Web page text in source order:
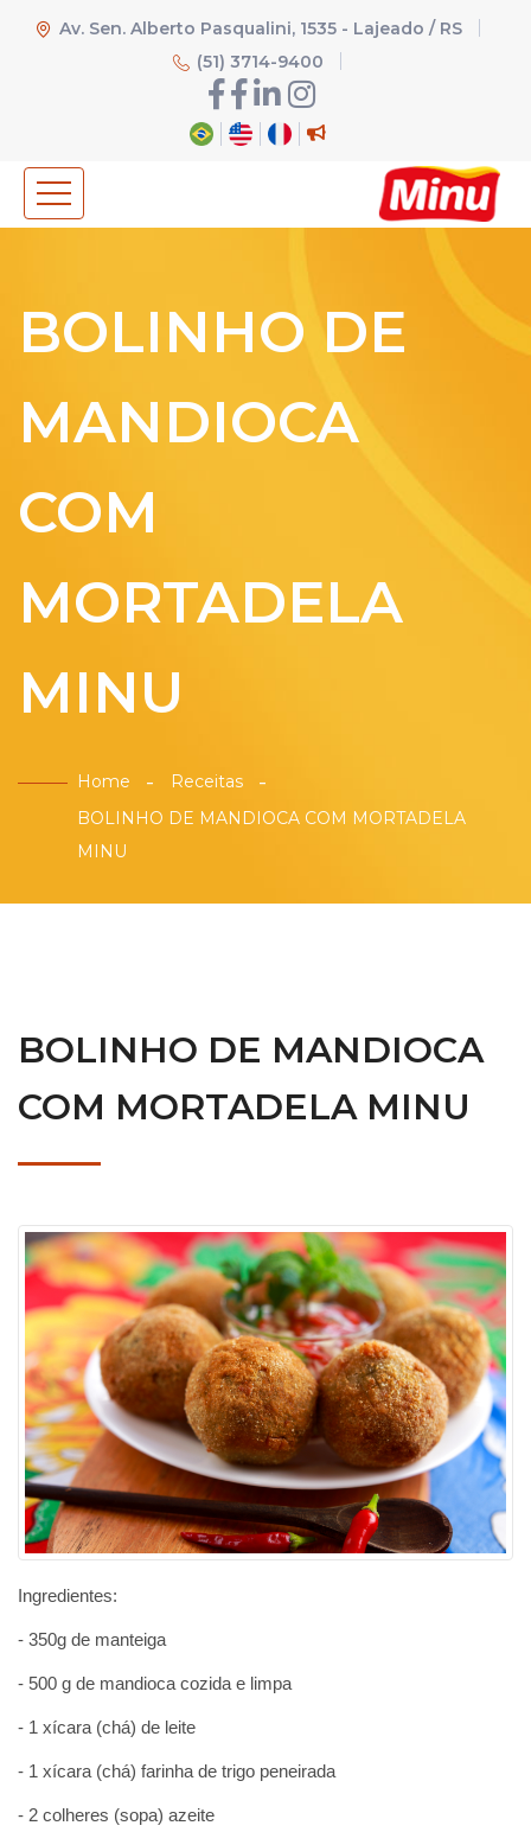
Av. Sen. Alberto Pasqualini, 1535 - Lajeado / RS
(51) 3714-9400
BOLINHO DE
MANDIOCA
COM
MORTADELA
MINU
Home
Receitas
BOLINHO DE MANDIOCA COM MORTADELA
MINU
BOLINHO DE MANDIOCA
COM MORTADELA MINU
Ingredientes:
- 350g de manteiga
- 500 g de mandioca cozida e limpa
- 1 xícara (chá) de leite
- 1 xícara (chá) farinha de trigo peneirada
- 2 colheres (sopa) azeite